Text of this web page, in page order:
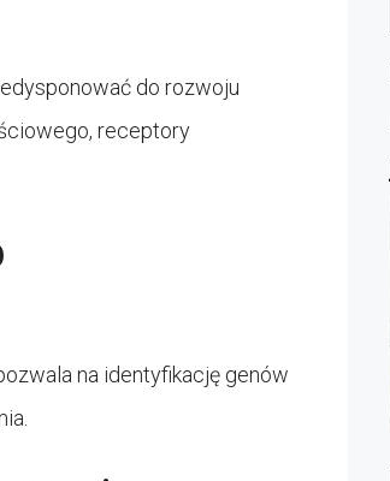
do rozwoju
receptory
na identyfikację genów